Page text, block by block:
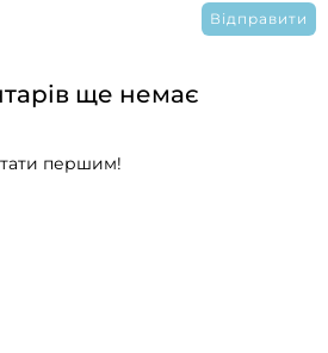
ще немає
першим!